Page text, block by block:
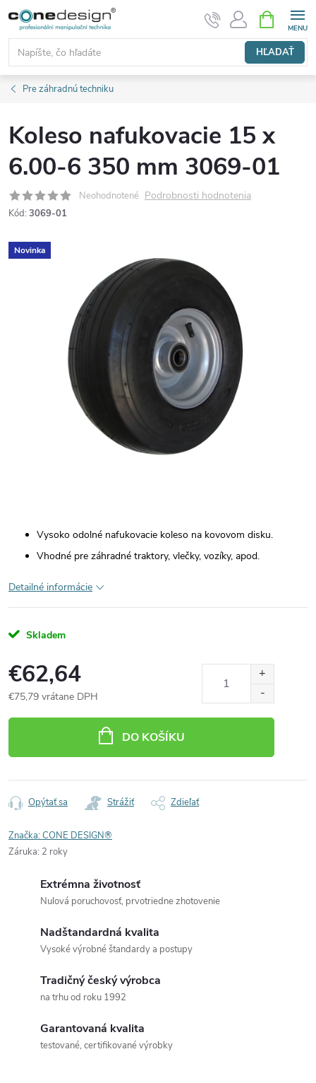
Prejsť
obsah
HĽADAŤ
KOŠÍK
Pre záhradnú techniku
Koleso nafukovacie 15 x
6.00-6 350 mm 3069-01
Neohodnotené Podrobnosti hodnotenia
Kód: 3069-01
Novinka
Vysoko odolné nafukovacie koleso na kovovom disku.
Vhodné pre záhradné traktory, vlečky, vozíky, apod.
Detailné informácie
Skladem
€62,64
€75,79 vrátane DPH
DO KOŠÍKU
Opýtať sa Strážiť Zdieľať
Značka:CONE DESIGN®
Záruka: 2 roky
Extrémna životnosť
Nulová poruchovosť, prvotriedne zhotovenie
Nadštandardná kvalita
Vysoké výrobné štandardy a postupy
Tradičný český výrobca
na trhu od roku 1992
Garantovaná kvalita
testované, certifikované výrobky